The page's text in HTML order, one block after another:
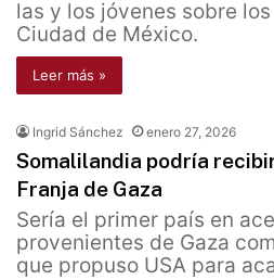
las y los jóvenes sobre
Ciudad de México.
Leer más »
Ingrid Sánchez enero 27, 2026
Somalilandia podría
Franja de Gaza
Sería el primer país en
provenientes de Gaza
que propuso USA para